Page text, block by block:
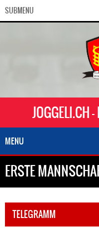
SUBMENU
JOGGELI.CH
MENU
ERSTE
TELEGRAMM